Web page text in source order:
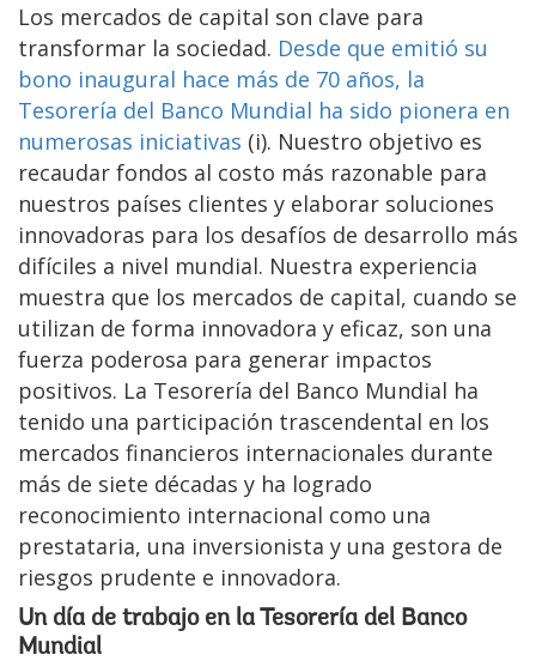
Los mercados de capital son clave para
transformar la sociedad. Desde que emitió su
bono inaugural hace más de 70 años, la
Tesorería del Banco Mundial ha sido pionera en
numerosas iniciativas (i). Nuestro objetivo es
recaudar fondos al costo más razonable para
nuestros países clientes y elaborar soluciones
innovadoras para los desafíos de desarrollo más
difíciles a nivel mundial. Nuestra experiencia
muestra que los mercados de capital, cuando se
utilizan de forma innovadora y eficaz, son una
fuerza poderosa para generar impactos
positivos. La Tesorería del Banco Mundial ha
tenido una participación trascendental en los
mercados financieros internacionales durante
más de siete décadas y ha logrado
reconocimiento internacional como una
prestataria, una inversionista y una gestora de
riesgos prudente e innovadora.
Un día de trabajo en la Tesorería del Banco
Mundial